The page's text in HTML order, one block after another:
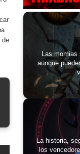
de
Las momias
aunque
La historia,
los